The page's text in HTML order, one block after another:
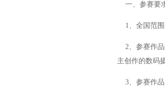
一、参赛要
1、全国范围
2、参赛作品
主创作的数码
3、参赛作品